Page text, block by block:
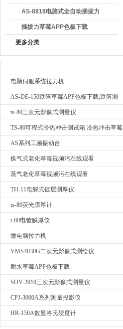
AS-8818电脑式全自动插拔力
草莓APP色板下载
插拔力草莓APP色板下载
更多分类
电脑伺服系统拉力机
AS-DE-150跌落草莓APP色板下载,跌落测
试我要询价
ts-80三次元影像式测量仪
TS-80可程式冷热冲击测试箱 冷热冲击草莓
APP色板下载
AS系列工频振动台
换气式老化草莓视频污在线观看
蒸气老化草莓视频污在线观看
TH-11电解式镀层测厚仪
ts-80荧光膜厚计
t-80电镀膜厚仪
微电脑拉力机
VMS4030G二次元影像式测绘仪
耐水草莓APP色板下载
SOV-2010三次元影像式测量仪
CPJ-3000A系列测量投影仪
HR-150A数显洛氏硬度计